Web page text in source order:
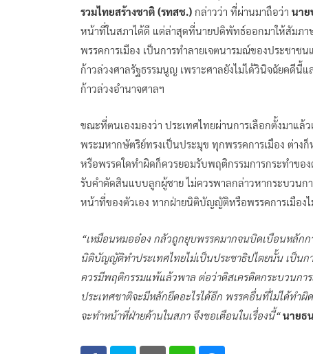
รวมไทยสร้างชาติ (รทสช.) กล่าวว่า ที่ผ่านมาถือว่า นาย
หน้าที่ในสภาได้ดี แต่ล่าสุดที่นายปดิพัทธ์ออกมาให้สัมภ
พรรคการเมือง เป็นการทำลายเจตนารมณ์ของประชาช
ก้าวล่วงศาลรัฐธรรมนูญ เพราะศาลยังไม่ได้วินิจฉัยคดี
ก้าวล่วงอำนาจศาลฯ
ขณะที่ตนเองมองว่า ประเทศไทยผ่านการเลือกตั้งมาแ
พระมหากษัตริย์ทรงเป็นประมุข ทุกพรรคการเมือง ต่าง
หรือพรรคใดทำผิดก็ควรยอมรับพฤติกรรมการกระทำขอ
รับคำตัดสินแบบลูกผู้ชาย ไม่ควรพาลกล่าวหากระบวนก
หน้าที่ของตัวเอง หากฝ่ายนิติบัญญัติหรือพรรคการเมือง
“เหมือนหมออ๋อง กลัวถูกยุบพรรคมากจนบิดเบือนหลัก
นิติบัญญัติทำประเทศไทยไม่เป็นประชาธิปไตยนั้น เป็น
ควรมีพฤติกรรมแพ้แล้วพาล ต่อว่าดิสเครดิตกระบวนกา
ประเทศชาติจะมีหลักยึดอะไรได้อีก พรรคอื่นที่ไม่ได้ทำ
จะทำหน้าที่ฝ่ายค้านในสภา จึงขอเตือนในเรื่องนี้“ นายธ